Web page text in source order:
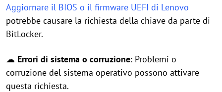
Aggiornare il BIOS o il firmware UEFI di Lenovo
potrebbe causare la richiesta della chiave da parte di
BitLocker.
☁ Errori di sistema o corruzione: Problemi o
corruzione del sistema operativo possono attivare
questa richiesta.